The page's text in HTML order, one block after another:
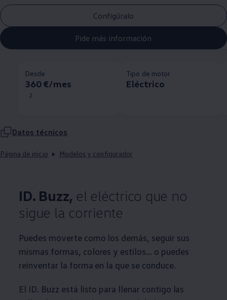
Configúralo
Pide más información
Desde
360 €/mes
2
Tipo de motor
Eléctrico
Datos técnicos
Página de inicio Modelos y configurador
ID. Buzz, el eléctrico que no
sigue la corriente
Puedes moverte como los demás, seguir sus
mismas formas, colores y estilos... o puedes
reinventar la forma en la que se conduce.
El ID. Buzz está listo para llenar contigo las